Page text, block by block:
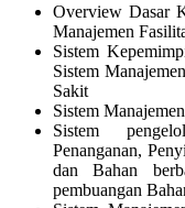
Overview Dasar
Manajemen
Sistem
Sistem
Sakit
Sistem
Sistem
Penanganan,
dan Bahan
pembuangan